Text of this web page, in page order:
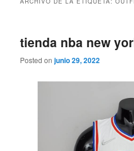
tienda nba new
Posted onjunio 29, 2022